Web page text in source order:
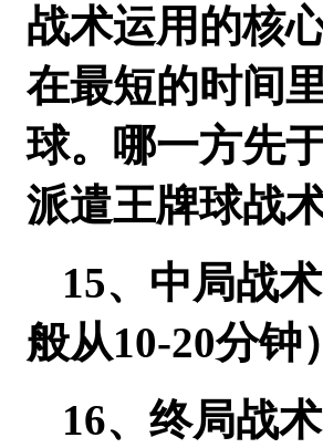
战术运用的核
在最短的时间
球。哪一方先
派遣王牌球战
15、中局战
般从10-20分钟
16、终局战